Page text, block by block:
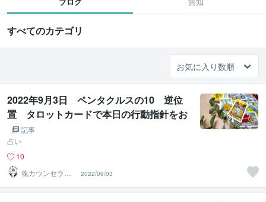
すべてのカテゴリ
2022年9月3日 ペンタクルスの10 逆位
置 タロットカードで本日の行動指針をお
伝えします。
記事
占い
10
魂カウンセラー
✨ あきほ（aki
ho）
2022/09/03